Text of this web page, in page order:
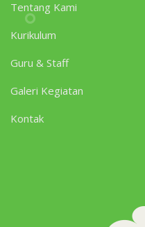
Tentang Kami
Kurikulum
Guru & Staff
Galeri Kegiatan
Kontak